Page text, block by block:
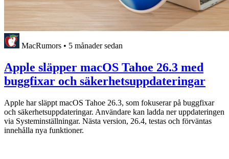
MacRumors • 5 månader sedan
Apple släpper macOS Tahoe 26.3 med
buggfixar och säkerhetsuppdateringar
Apple har släppt macOS Tahoe 26.3, som fokuserar på buggfixar
och säkerhetsuppdateringar. Användare kan ladda ner uppdateringen
via Systeminställningar. Nästa version, 26.4, testas och förväntas
innehålla nya funktioner.